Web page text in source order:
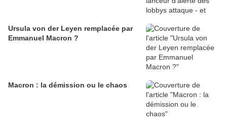
Ursula von der Leyen remplacée par
Emmanuel Macron ?
Macron : la démission ou le chaos